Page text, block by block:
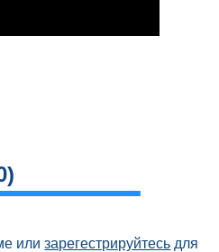
)
илизарегестрируйтесь для